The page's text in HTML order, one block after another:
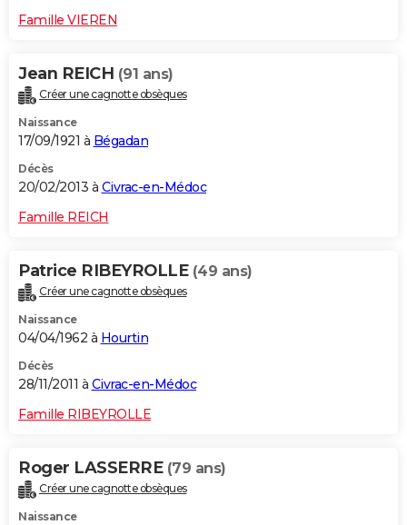
Famille VIEREN
Jean REICH (91 ans)
Créer une cagnotte obsèques
Naissance
17/09/1921 à Bégadan
Décès
20/02/2013 à Civrac-en-Médoc
Famille REICH
Patrice RIBEYROLLE (49 ans)
Créer une cagnotte obsèques
Naissance
04/04/1962 à Hourtin
Décès
28/11/2011 à Civrac-en-Médoc
Famille RIBEYROLLE
Roger LASSERRE (79 ans)
Créer une cagnotte obsèques
Naissance